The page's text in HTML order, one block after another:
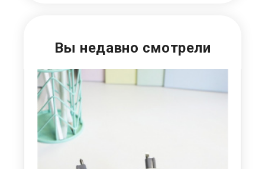
Вы недавно смотрели